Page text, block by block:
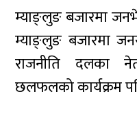
म्याङ्लुङ बजारमा
म्याङ्लुङ बजारमा
राजनीति दलका
छलफलको कार्यक्रम